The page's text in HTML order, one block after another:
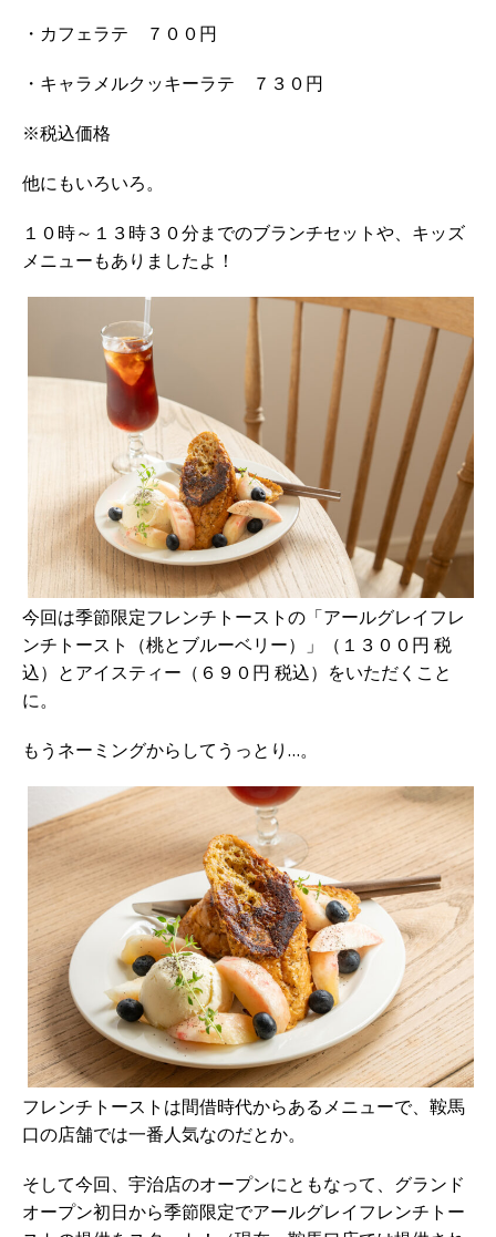
・カフェラテ ７００円
・キャラメルクッキーラテ ７３０円
※税込価格
他にもいろいろ。
１０時～１３時３０分までのブランチセットや、キッズ
メニューもありましたよ！
今回は季節限定フレンチトーストの「アールグレイフレ
ンチトースト（桃とブルーベリー）」（１３００円 税
込）とアイスティー（６９０円 税込）をいただくこと
に。
もうネーミングからしてうっとり…。
フレンチトーストは間借時代からあるメニューで、鞍馬
口の店舗では一番人気なのだとか。
そして今回、宇治店のオープンにともなって、グランド
オープン初日から季節限定でアールグレイフレンチトー